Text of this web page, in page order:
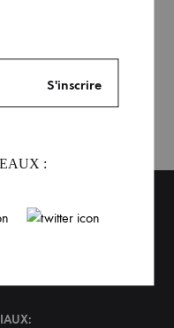
préféré ! Si tu souhaites
lire
: